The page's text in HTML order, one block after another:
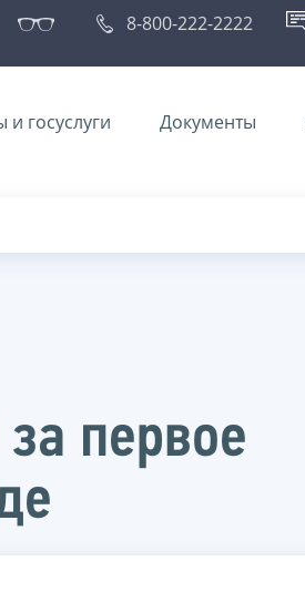
8-800-222-2222
и госуслуги Документы
первое